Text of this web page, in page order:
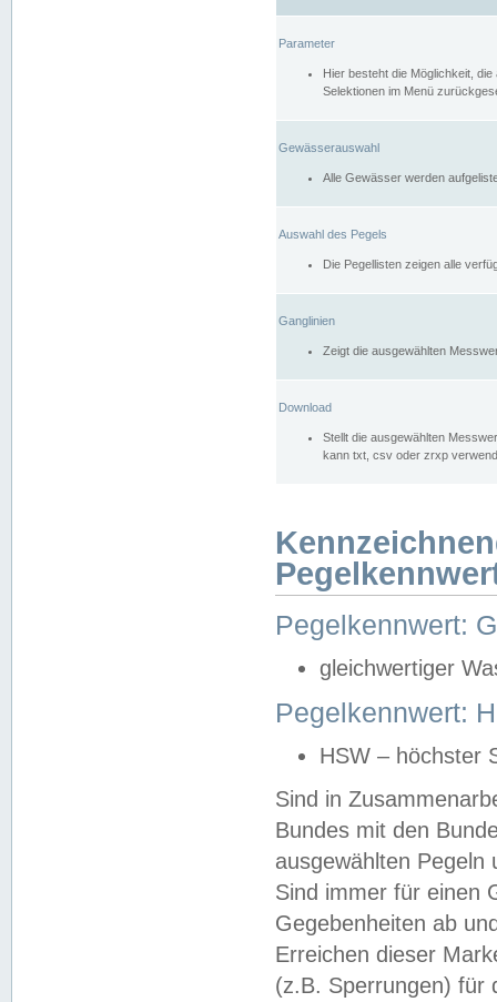
Parameter
Hier besteht die Möglichkeit,
Selektionen im Menü
Gewässerauswahl
Alle Gewässer werden
Auswahl des Pegels
Die Pegellisten zeigen alle
Ganglinien
Zeigt die ausgewählten
Download
Stellt die ausgewählten
kann txt, csv oder zrxp
Pegelkennwert:
gleichwertiger
Pegelkennwert:
HSW – höchster
Sind in
Bundes mit den
ausgewählten
Sind immer für einen
Gegebenheiten ab
Erreichen dieser
(z.B. Sperrungen) für